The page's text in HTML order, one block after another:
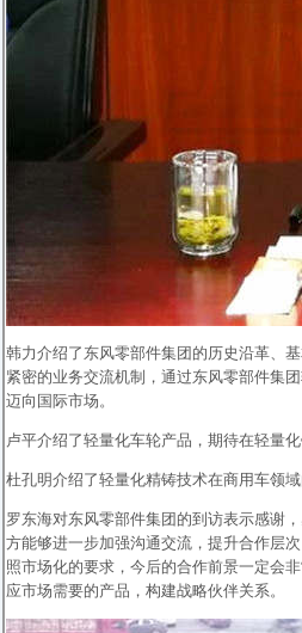
韩力介绍了东风零部件集团的历史沿革、
紧密的业务交流机制，通过东风零部件集
迈向国际市场。
卢平介绍了轻量化车轮产品，期待在轻量
杜孔明介绍了轻量化精铸技术在商用车领
罗东海对东风零部件集团的到访表示感谢
方能够进一步加强沟通交流，提升合作层
照市场化的要求，今后的合作前景一定会
应市场需要的产品，构建战略伙伴关系。